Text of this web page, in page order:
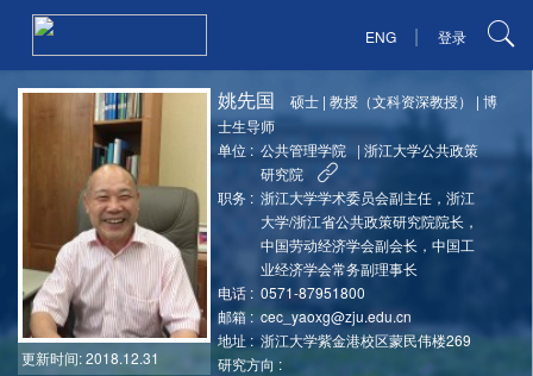
ENG | 登录
更新时间: 2018.12.31
姚先国 硕士 |教授（文科资深教授） |博
士生导师
单位 : 公共管理学院 | 浙江大学公共政策
研究院
职务 : 浙江大学学术委员会副主任，浙江
大学/浙江省公共政策研究院院长，
中国劳动经济学会副会长，中国工
业经济学会常务副理事长
电话 : 0571-87951800
邮箱 : cec_yaoxg@zju.edu.cn
地址 : 浙江大学紫金港校区蒙民伟楼269
研究方向 :